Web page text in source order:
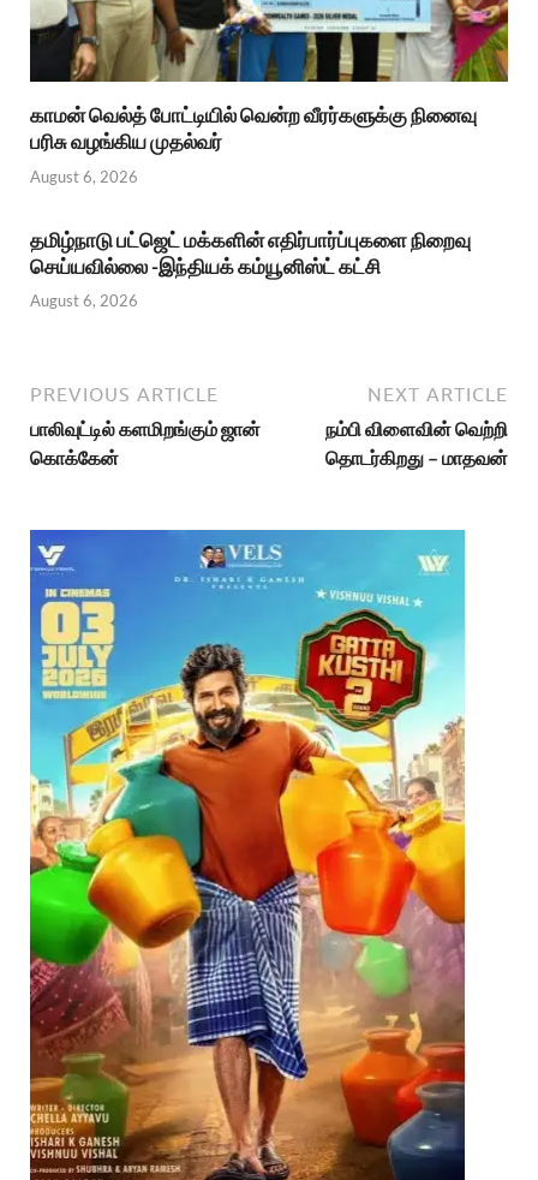
காமன் வெல்த் போட்டியில் வென்ற வீரர்களுக்கு நினைவு
பரிசு வழங்கிய முதல்வர்
August 6, 2026
தமிழ்நாடு பட்ஜெட் மக்களின் எதிர்பார்ப்புகளை நிறைவு
செய்யவில்லை -இந்தியக் கம்யூனிஸ்ட் கட்சி
August 6, 2026
PREVIOUS ARTICLE
பாலிவுட்டில் களமிறங்கும் ஜான்
கொக்கேன்
NEXT ARTICLE
நம்பி விளைவின் வெற்றி
தொடர்கிறது – மாதவன்